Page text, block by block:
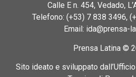
Calle E n. 454, Vedado,
Telefono: (+53) 7 838 3496,
Email: ida@prensa-
Prensa Latina ©
Sito ideato e sviluppato